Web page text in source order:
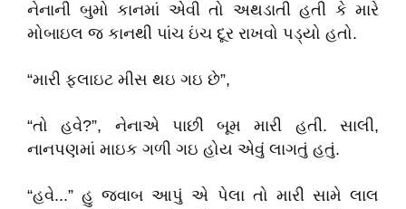
નેનાની બુમો કાનમાં એવી તો અથડાતી હતી કે મારે
મોબાઇલ જ કાનથી પાંચ ઇંચ દૂર રાખવો પડ્યો હતો.
“મારી ફ્લાઇટ મીસ થઇ ગઇ છે”,
“તો હવે?”, નેનાએ પાછી બૂમ મારી હતી. સાલી,
નાનપણમાં માઇક ગળી ગઇ હોય એવું લાગતું હતું.
“હવે...” હુ જવાબ આપું એ પેલા તો મારી સામે લાલ